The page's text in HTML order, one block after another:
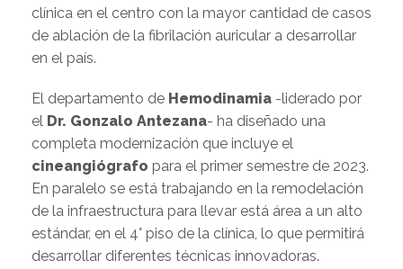
clínica en el centro con la mayor cantidad de casos
de ablación de la fibrilación auricular a desarrollar
en el país.
El departamento de Hemodinamia -liderado por
el Dr. Gonzalo Antezana- ha diseñado una
completa modernización que incluye el
cineangiógrafo para el primer semestre de 2023.
En paralelo se está trabajando en la remodelación
de la infraestructura para llevar está área a un alto
estándar, en el 4° piso de la clínica, lo que permitirá
desarrollar diferentes técnicas innovadoras.